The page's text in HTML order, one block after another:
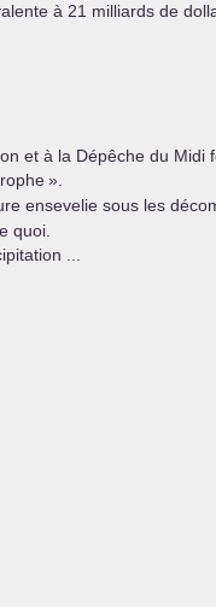
à 21 milliards de
et à la Dépêche du Midi
».
ensevelie sous les
quoi.
...